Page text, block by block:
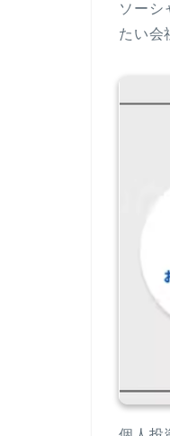
ソーシ
たい会